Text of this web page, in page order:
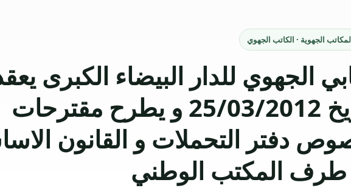
الجهوي للدار البيضاء الكبرى
اجتماعه بتاريخ 25/03/2012 و يطرح مقترحات
دفتر التحملات و القانون
طرف المكتب الوطني